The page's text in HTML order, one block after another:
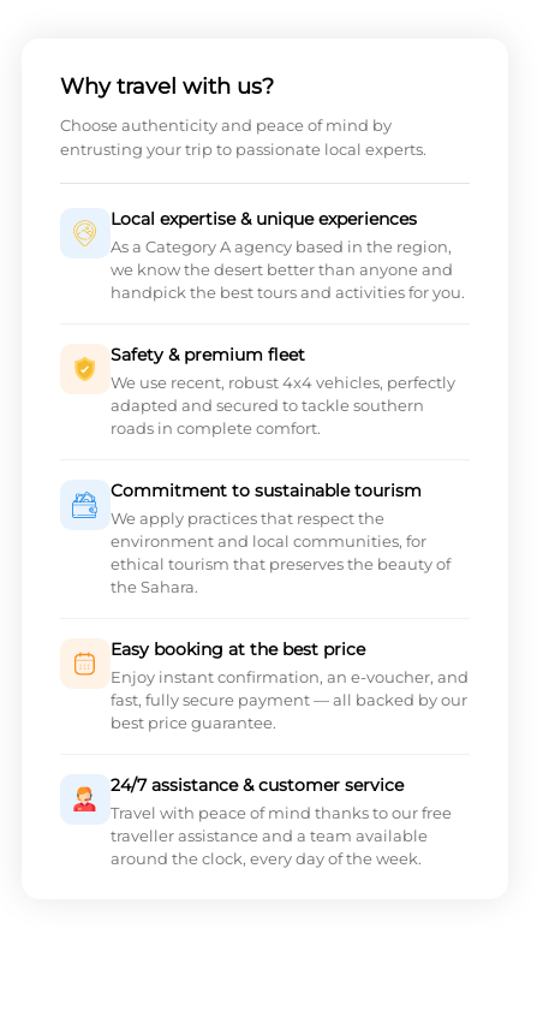
Why travel with us?
Choose authenticity and peace of mind by
entrusting your trip to passionate local experts.
Local expertise & unique experiences
As a Category A agency based in the region,
we know the desert better than anyone and
handpick the best tours and activities for you.
Safety & premium fleet
We use recent, robust 4x4 vehicles, perfectly
adapted and secured to tackle southern
roads in complete comfort.
Commitment to sustainable tourism
We apply practices that respect the
environment and local communities, for
ethical tourism that preserves the beauty of
the Sahara.
Easy booking at the best price
Enjoy instant confirmation, an e-voucher, and
fast, fully secure payment — all backed by our
best price guarantee.
24/7 assistance & customer service
Travel with peace of mind thanks to our free
traveller assistance and a team available
around the clock, every day of the week.